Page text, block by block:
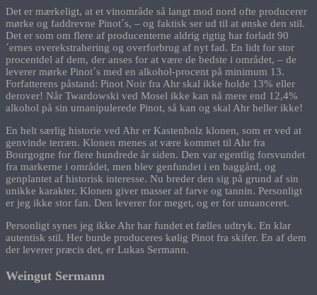
Det er mærkeligt, at et vinområde så langt mod nord ofte producerer
mørke og faddrevne Pinot´s, – og faktisk ser ud til at ønske den stil.
Det er som om flere af producenterne aldrig rigtig har forladt 90
´ernes overekstrahering og overforbrug af nyt fad. En lidt for stor
procentdel af dem, der anses for at være de bedste i området, – de
leverer mørke Pinot´s med en alkohol-procent på minimum 13.
Forfatterens påstand: Pinot Noir fra Ahr skal ikke holde 13% eller
derover! Når Twardowski ved Mosel ikke kan nå mere end 12,4%
alkohol på sin umanipulerede Pinot, så kan og skal Ahr heller ikke!
En helt særlig historie ved Ahr er Kastenholz klonen, som er ved at
genvinde terræn. Klonen menes at være kommet til Ahr fra
Bourgogne for flere hundrede år siden. Den var egentlig forsvundet
fra markerne i området, men blev genfundet i en baggård, og
genplantet af historisk interesse. Nu breder den sig på grund af sin
unikke karakter. Klonen giver masser af farve og tannin. Personligt
er jeg ikke stor fan. Den leverer for meget, og er for unuanceret.
Personligt synes jeg ikke Ahr har fundet et fælles udtryk. En klar
autentisk stil. Her burde produceres kølig Pinot fra skifer. En af dem
der leverer præcis det, er Lukas Sermann.
Weingut Sermann